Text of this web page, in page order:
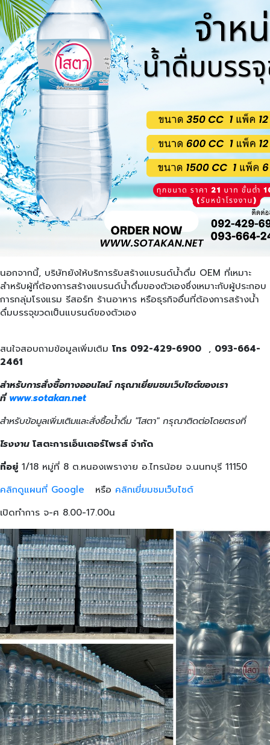
นอกจากนี้, บริษัทยังให้บริการรับสร้างแบรนด์น้ำดื่ม OEM ที่เหมาะ
สำหรับผู้ที่ต้องการสร้างแบรนด์น้ำดื่มของตัวเองซึ่งเหมาะกับผู้ประกอบ
การกลุ่มโรงแรม รีสอร์ท ร้านอาหาร หรือธุรกิจอื่นที่ต้องการสร้างน้ำ
ดื่มบรรจุขวดเป็นแบรนด์ของตัวเอง
สนใจสอบถามข้อมูลเพิ่มเติม โทร 092-429-6900 , 093-664-
2461
สำหรับการสั่งซื้อทางออนไลน์ กรุณาเยี่ยมชมเว็บไซต์ของเรา
ที่www.sotakan.net
สำหรับข้อมูลเพิ่มเติมและสั่งซื้อน้ำดื่ม "โสตา" กรุณาติดต่อโดยตรงที่
โรงงาน โสตะการเอ็นเตอร์ไพรส์ จำกัด
ที่อยู่ 1/18 หมู่ที่ 8 ต.หนองเพรางาย อ.ไทรน้อย จ.นนทบุรี 11150
คลิกดูแผนที่ Google
หรือ คลิกเยี่ยมชมเว็บไซต์
เปิดทำการ จ-ศ 8.00-17.00น